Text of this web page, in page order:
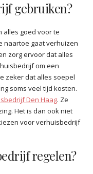
gebruiken?
alles goed voor te
naartoe gaat verhuizen
zorg ervoor dat alles
om een
zeker dat alles soepel
soms veel tijd kosten.
Den Haag. Ze
Het is dan ook niet
voor verhuisbedrijf
regelen?